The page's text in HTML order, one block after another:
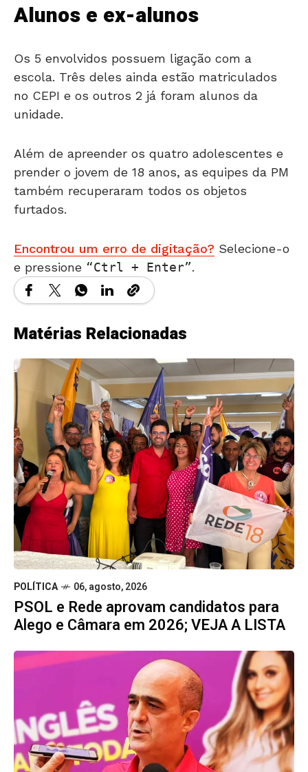
Alunos e ex-alunos
Os 5 envolvidos possuem ligação com a
escola. Três deles ainda estão matriculados
no CEPI e os outros 2 já foram alunos da
unidade.
Além de apreender os quatro adolescentes e
prender o jovem de 18 anos, as equipes da PM
também recuperaram todos os objetos
furtados.
Encontrou um erro de digitação? Selecione-o
e pressione
Ctrl + Enter .
Matérias Relacionadas
POLÍTICA 06, agosto, 2026
PSOL e Rede aprovam candidatos para
Alego e Câmara em 2026; VEJA A LISTA